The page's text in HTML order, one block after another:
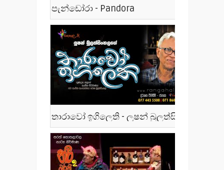
පැන්ඩෝරා - Pandora